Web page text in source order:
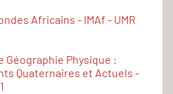
Africains - IMAf - UMR
Géographie Physique :
Quaternaires et Actuels -